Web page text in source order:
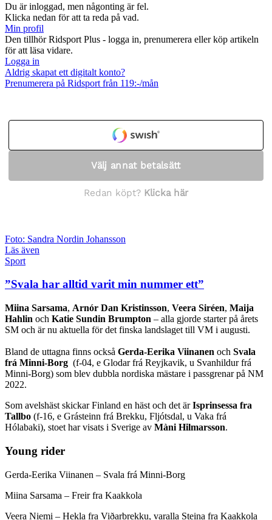
Du är inloggad, men någonting är fel.
Klicka nedan för att ta reda på vad.
Min profil
Den tillhör Ridsport Plus - logga in, prenumerera eller köp artikeln
för att läsa vidare.
Logga in
Aldrig skapat ett digitalt konto?
Prenumerera på Ridsport från 119:-/mån
Foto: Sandra Nordin Johansson
Läs även
Sport
”Svala har alltid varit min nummer ett”
Miina Sarsama, Arnór Dan Kristinsson, Veera Siréen, Maija
Hahlin och Katie Sundin Brumpton – alla gjorde starter på årets
SM och är nu aktuella för det finska landslaget till VM i augusti.
Bland de uttagna finns också Gerda-Eerika Viinanen och Svala
frá Minni-Borg (f-04, e Glodar frá Reyjkavik, u Svanhildur frá
Minni-Borg) som blev dubbla nordiska mästare i passgrenar på NM
2022.
Som avelshäst skickar Finland en häst och det ärIsprinsessa fra
Tallbo (f-16, e Grásteinn frá Brekku, Fljótsdal, u Vaka frá
Hólabaki), stoet har visats i Sverige av Màni Hilmarsson.
Young rider
Gerda-Eerika Viinanen – Svala frá Minni-Borg
Miina Sarsama – Freir fra Kaakkola
Veera Niemi – Hekla fra Viðarbrekku, varalla Steina fra Kaakkola